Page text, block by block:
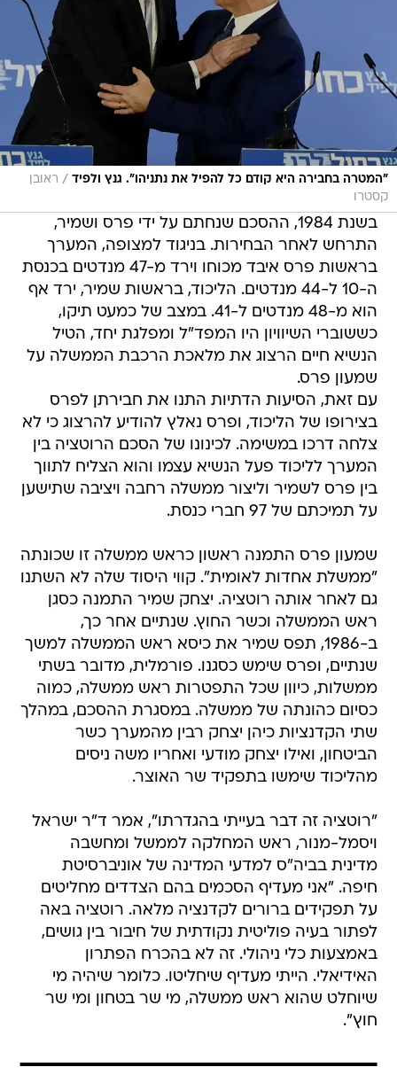
"המטרה בחבירה היא קודם כל להפיל את נתניהו". גנץ ולפיד / ראובן
קסטרו
בשנת 1984, ההסכם שנחתם על ידי פרס ושמיר,
התרחש לאחר הבחירות. בניגוד למצופה, המערך
בראשות פרס איבד מכוחו וירד מ-47 מנדטים בכנסת
ה-10 ל-44 מנדטים. הליכוד, בראשות שמיר, ירד אף
הוא מ-48 מנדטים ל-41. במצב של כמעט תיקו,
כששוברי השיוויון היו המפד"ל ומפלגת יחד, הטיל
הנשיא חיים הרצוג את מלאכת הרכבת הממשלה על
שמעון פרס.
עם זאת, הסיעות הדתיות התנו את חבירתן לפרס
בצירופו של הליכוד, ופרס נאלץ להודיע להרצוג כי לא
צלחה דרכו במשימה. לכינונו של הסכם הרוטציה בין
המערך לליכוד פעל הנשיא עצמו והוא הצליח לתווך
בין פרס לשמיר וליצור ממשלה רחבה ויציבה שתישען
על תמיכתם של 97 חברי כנסת.
שמעון פרס התמנה ראשון כראש ממשלה זו שכונתה
"ממשלת אחדות לאומית". קווי היסוד שלה לא השתנו
גם לאחר אותה רוטציה. יצחק שמיר התמנה כסגן
ראש הממשלה וכשר החוץ. שנתיים אחר כך,
ב-1986, תפס שמיר את כיסא ראש הממשלה למשך
שנתיים, ופרס שימש כסגנו. פורמלית, מדובר בשתי
ממשלות, כיוון שכל התפטרות ראש ממשלה, כמוה
כסיום כהונתה של ממשלה. במסגרת ההסכם, במהלך
שתי הקדנציות כיהן יצחק רבין מהמערך כשר
הביטחון, ואילו יצחק מודעי ואחריו משה ניסים
מהליכוד שימשו בתפקיד שר האוצר.
"רוטציה זה דבר בעייתי בהגדרתו", אמר ד"ר ישראל
ויסמל-מנור, ראש המחלקה לממשל ומחשבה
מדינית בביה"ס למדעי המדינה של אוניברסיטת
חיפה. "אני מעדיף הסכמים בהם הצדדים מחליטים
על תפקידים ברורים לקדנציה מלאה. רוטציה באה
לפתור בעיה פוליטית נקודתית של חיבור בין גושים,
באמצעות כלי ניהולי. זה לא בהכרח הפתרון
האידיאלי. הייתי מעדיף שיחליטו. כלומר שיהיה מי
שיוחלט שהוא ראש ממשלה, מי שר בטחון ומי שר
חוץ".